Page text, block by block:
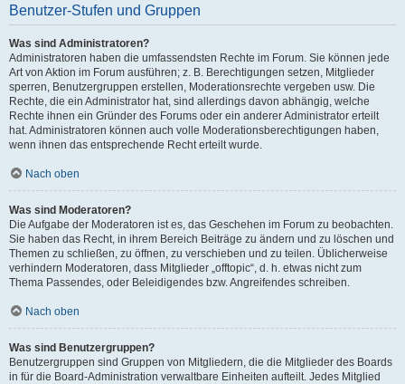
Benutzer-Stufen und Gruppen
Was sind Administratoren?
Administratoren haben die umfassendsten Rechte im Forum. Sie können jede
Art von Aktion im Forum ausführen; z. B. Berechtigungen setzen, Mitglieder
sperren, Benutzergruppen erstellen, Moderationsrechte vergeben usw. Die
Rechte, die ein Administrator hat, sind allerdings davon abhängig, welche
Rechte ihnen ein Gründer des Forums oder ein anderer Administrator erteilt
hat. Administratoren können auch volle Moderationsberechtigungen haben,
wenn ihnen das entsprechende Recht erteilt wurde.
Nach oben
Was sind Moderatoren?
Die Aufgabe der Moderatoren ist es, das Geschehen im Forum zu beobachten.
Sie haben das Recht, in ihrem Bereich Beiträge zu ändern und zu löschen und
Themen zu schließen, zu öffnen, zu verschieben und zu teilen. Üblicherweise
verhindern Moderatoren, dass Mitglieder „offtopic“, d. h. etwas nicht zum
Thema Passendes, oder Beleidigendes bzw. Angreifendes schreiben.
Nach oben
Was sind Benutzergruppen?
Benutzergruppen sind Gruppen von Mitgliedern, die die Mitglieder des Boards
in für die Board-Administration verwaltbare Einheiten aufteilt. Jedes Mitglied